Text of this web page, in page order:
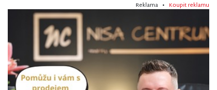
Reklama • Koupit reklamu